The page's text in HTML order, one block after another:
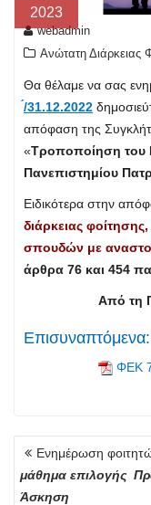
2023
webadmin
Ανώτατη Διάρκειας
Θα θέλαμε να σας
́/31.12.2022
απόφαση της
«Τροποποίηση του
Πανεπιστημίου
Ειδικότερα στην
διάρκειας
σπουδών με
άρθρα 76 και 454
Από τη
Επισυναπτόμενα:
ΦΕΚ
Πλοήγηση
άρθρων
Ενημέρωση
μάθημα επιλογής
Άσκηση